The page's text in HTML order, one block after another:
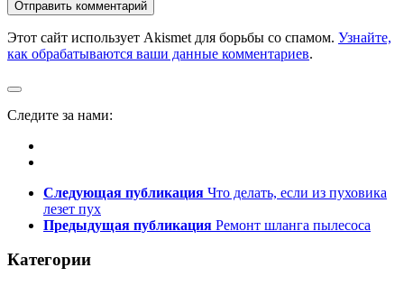
Этот сайт использует Akismet для борьбы со спамом. Узнайте,
как обрабатываются ваши данные комментариев.
Следите за нами:
Следующая публикация Что делать, если из пуховика
лезет пух
Предыдущая публикация Ремонт шланга пылесоса
Категории